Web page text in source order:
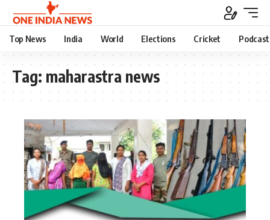
Top News India World Elections Cricket Podcast
Tag: maharastra news